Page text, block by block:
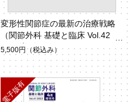
変形性関節症の最新の治療戦略
（関節外科 基礎と臨床 Vol.42 N
o.14 増刊）
5,500円 （税込み）